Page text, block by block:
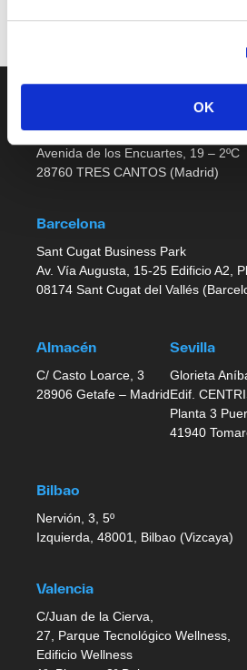
OK
Avenida de los Encuartes, 19 – 2ºC
28760 TRES CANTOS (Madrid)
Barcelona
Sant Cugat Business Park
Av. Vía Augusta, 15-25 Edificio A2,
08174 Sant Cugat del Vallés
Almacén
C/ Casto Loarce, 3
28906 Getafe – Madrid
Sevilla
Glorieta
Edif.
Planta 3
41940
Bilbao
Nervión, 3, 5º
Izquierda, 48001, Bilbao (Vizcaya)
Valencia
C/Juan de la Cierva,
27, Parque Tecnológico Wellness,
Edificio Wellness